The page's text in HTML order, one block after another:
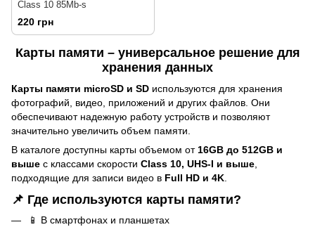
Class 10 85Mb-s
220 грн
Карты памяти – универсальное решение для
хранения данных
Карты памяти microSD и SD используются для хранения
фотографий, видео, приложений и других файлов. Они
обеспечивают надежную работу устройств и позволяют
значительно увеличить объем памяти.
В каталоге доступны карты объемом от 16GB до 512GB и
выше с классами скорости Class 10, UHS-I и выше
подходящие для записи видео в Full HD и 4K
📌 Где используются карты памяти?
📱 В смартфонах и планшетах